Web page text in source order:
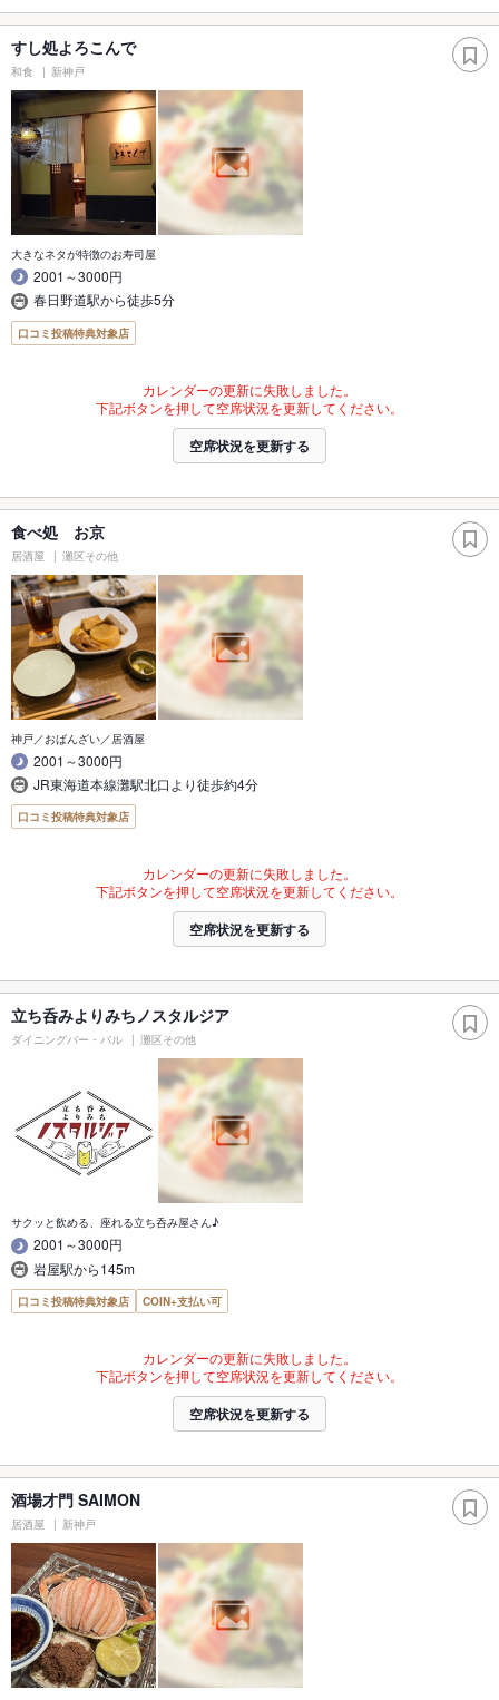
すし処よろこんで
和食 新神戸
大きなネタが特徴のお寿司屋
2001～3000円
春日野道駅から徒歩5分
口コミ投稿特典対象店
カレンダーの更新に失敗しました。
下記ボタンを押して空席状況を更新してください。
空席状況を更新する
食べ処 お京
居酒屋 灘区その他
神戸／おばんざい／居酒屋
2001～3000円
JR東海道本線灘駅北口より徒歩約4分
口コミ投稿特典対象店
カレンダーの更新に失敗しました。
下記ボタンを押して空席状況を更新してください。
空席状況を更新する
立ち呑みよりみちノスタルジア
ダイニングバー・バル 灘区その他
サクッと飲める、座れる立ち呑み屋さん♪
2001～3000円
岩屋駅から145m
口コミ投稿特典対象店 COIN+支払い可
カレンダーの更新に失敗しました。
下記ボタンを押して空席状況を更新してください。
空席状況を更新する
酒場才門 SAIMON
居酒屋 新神戸